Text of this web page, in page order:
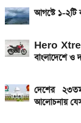
২০২৬ সালের প্রথম
যাবে
আগস্টে ১-২টি
Hero
বাংলাদেশে ও
দেশের
আলোচনায়